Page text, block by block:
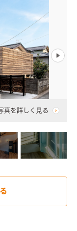
真を詳しく見る